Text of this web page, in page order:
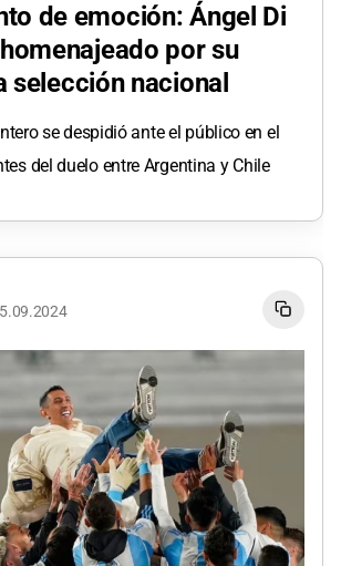
de emoción: Ángel Di
por su
selección nacional
se despidió ante el público en el
del duelo entre Argentina y Chile